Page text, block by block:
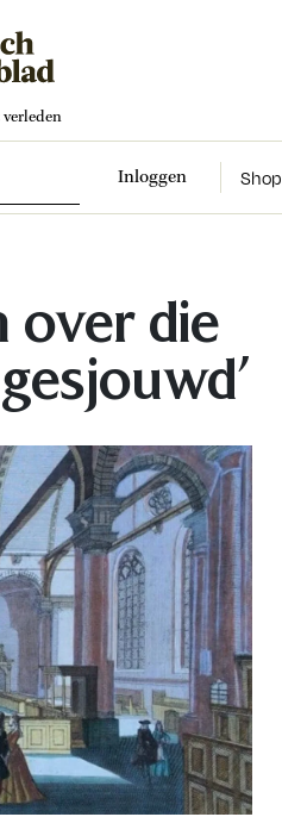
Inloggen Shop
over die